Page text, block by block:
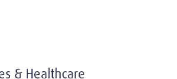
& Healthcare